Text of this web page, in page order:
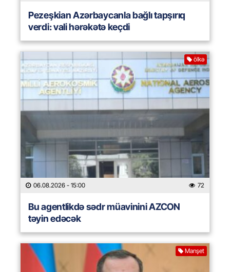
Pezeşkian Azərbaycanla bağlı tapşırıq
verdi: vali hərəkətə keçdi
ölkə
06.08.2026 - 15:00 72
Bu agentlikdə sədr müavinini AZCON
təyin edəcək
Manşet